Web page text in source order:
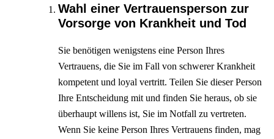
Wahl einer Vertrauensperson zur
Vorsorge von Krankheit und Tod
Sie benötigen wenigstens eine Person Ihres
Vertrauens, die Sie im Fall von schwerer Krankheit
kompetent und loyal vertritt. Teilen Sie dieser Person
Ihre Entscheidung mit und finden Sie heraus, ob sie
überhaupt willens ist, Sie im Notfall zu vertreten.
Wenn Sie keine Person Ihres Vertrauens finden, mag